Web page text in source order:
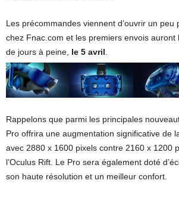
Les précommandes viennent d’ouvrir un peu
chez Fnac.com et les premiers envois auront
de jours à peine, le 5 avril
Rappelons que parmi les principales
Pro offrira une augmentation significative de
avec 2880 x 1600 pixels contre 2160 x 1200
l’Oculus Rift. Le Pro sera également doté
son haute résolution et un meilleur confort.